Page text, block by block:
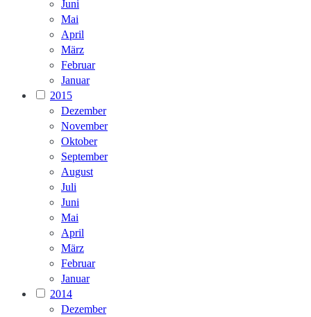
Juni
Mai
April
März
Februar
Januar
2015
Dezember
November
Oktober
September
August
Juli
Juni
Mai
April
März
Februar
Januar
2014
Dezember